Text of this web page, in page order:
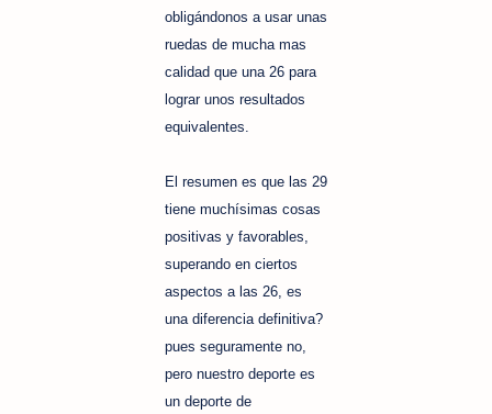
obligándonos a usar unas
ruedas de mucha mas
calidad que una 26 para
lograr unos resultados
equivalentes.
El resumen es que las 29
tiene muchísimas cosas
positivas y favorables,
superando en ciertos
aspectos a las 26, es
una diferencia definitiva?
pues seguramente no,
pero nuestro deporte es
un deporte de